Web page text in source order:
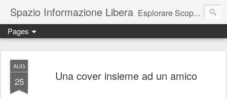
Spazio Informazione Libera Esplorare Scoprire Creare
Escursioni, viaggi, arte, tecnologia, attualità
Pages
AUG
25 Una cover insieme ad un amico